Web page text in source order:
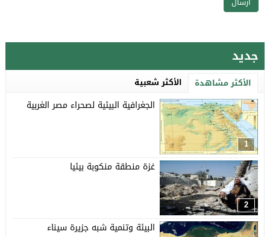
جديد
الأكثر مشاهدة الأكثر شعبية
1
الجغرافية البيئية لصحراء مصر الغربية
2
غزة منطقة منكوبة بيئيا
البيئة وتنمية شبه جزيرة سيناء